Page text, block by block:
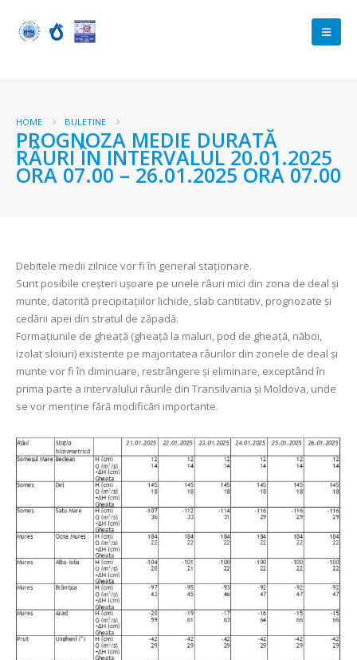
HOME BULETINE
PROGNOZA MEDIE DURATĂ
RÂURI ÎN INTERVALUL 20.01.2025
ORA 07.00 – 26.01.2025 ORA 07.00
Debitele medii zilnice vor fi în general staționare.
Sunt posibile creşteri uşoare pe unele râuri mici din zona de deal şi
munte, datorită precipitațiilor lichide, slab cantitativ, prognozate și
cedării apei din stratul de zăpadă.
Formațiunile de gheață (gheață la maluri, pod de gheață, năboi,
izolat sloiuri) existente pe majoritatea râurilor din zonele de deal și
munte vor fi în diminuare, restrângere și eliminare, exceptând în
prima parte a intervalului râurile din Transilvania și Moldova, unde
se vor menține fără modificări importante.